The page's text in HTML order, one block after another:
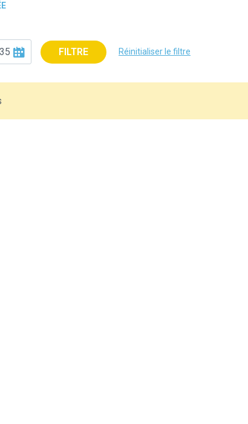
FILTRE Réinitialiser le filtre